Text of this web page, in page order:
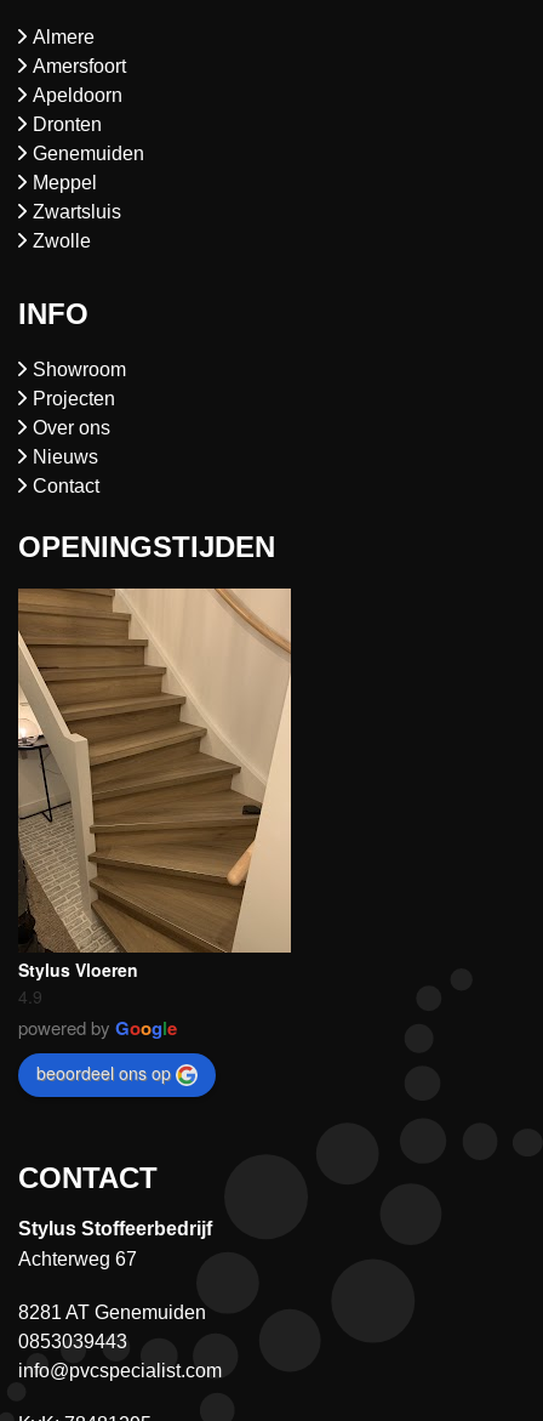
Almere
Amersfoort
Apeldoorn
Dronten
Genemuiden
Meppel
Zwartsluis
Zwolle
INFO
Showroom
Projecten
Over ons
Nieuws
Contact
OPENINGSTIJDEN
Stylus Vloeren
4.9
powered by Google
beoordeel ons op
CONTACT
Stylus Stoffeerbedrijf
Achterweg 67
8281 AT Genemuiden
0853039443
info@pvcspecialist.com